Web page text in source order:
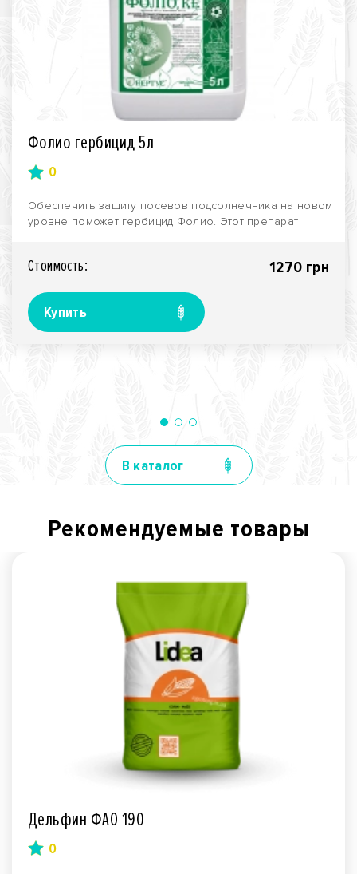
Фолио гербицид 5л
0
Обеспечить защиту посевов подсолнечника на новом
уровне поможет гербицид Фолио. Этот препарат
Стоимость: 1270 грн
Купить
В каталог
Рекомендуемые товары
Дельфин ФАО 190
0